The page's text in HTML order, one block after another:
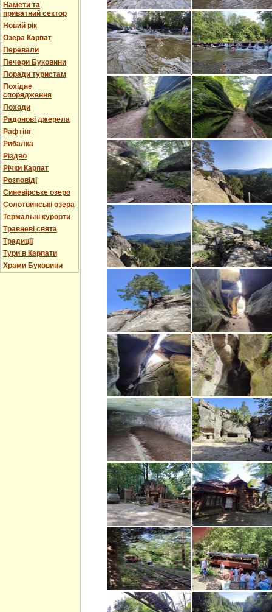
Намети та
приватний сектор
Новий рік
Озера Карпат
Перевали
Печери Буковини
Поради туристам
Похідне
спорядження
Походи
Радонові джерела
Рафтінг
Рибалка
Різдво
Річки Карпат
Розповіді
Синевірське озеро
Солотвинські озера
Термальні курорти
Травневі свята
Традиції
Тури в Карпати
Храми Буковини